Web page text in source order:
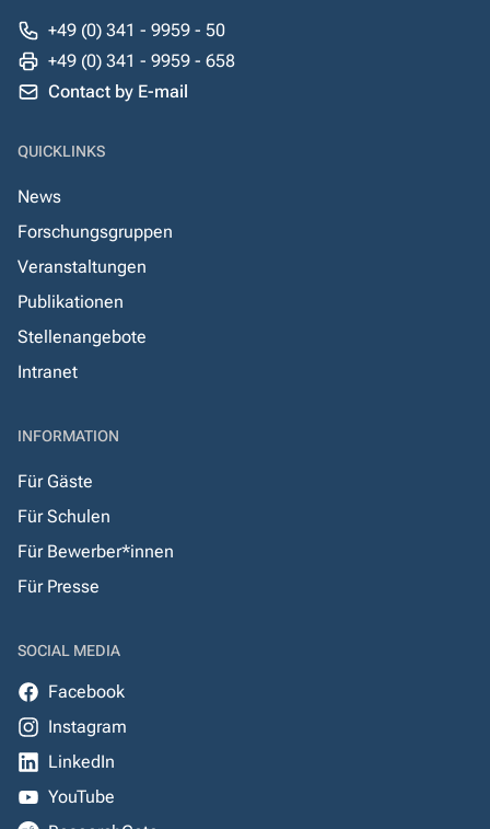
+49 (0) 341 - 9959 - 50
+49 (0) 341 - 9959 - 658
Contact by E-mail
QUICKLINKS
News
Forschungsgruppen
Veranstaltungen
Publikationen
Stellenangebote
Intranet
INFORMATION
Für Gäste
Für Schulen
Für Bewerber*innen
Für Presse
SOCIAL MEDIA
Facebook
Instagram
LinkedIn
YouTube